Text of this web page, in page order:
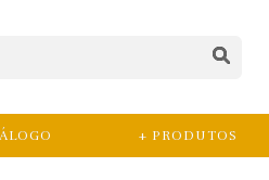
+ PRODUTOS